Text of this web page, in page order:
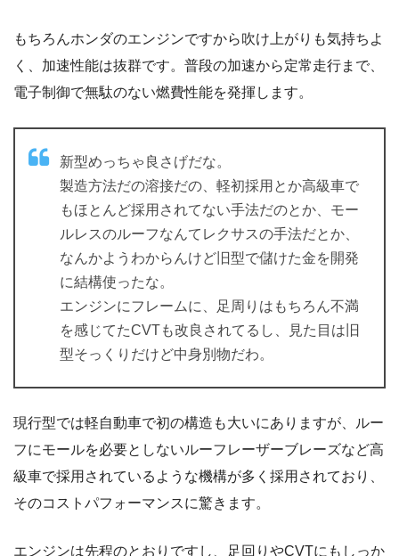
もちろんホンダのエンジンですから吹け上がりも気持ちよ
く、加速性能は抜群です。普段の加速から定常走行まで、
電子制御で無駄のない燃費性能を発揮します。
新型めっちゃ良さげだな。
製造方法だの溶接だの、軽初採用とか高級車で
もほとんど採用されてない手法だのとか、モー
ルレスのルーフなんてレクサスの手法だとか、
なんかようわからんけど旧型で儲けた金を開発
に結構使ったな。
エンジンにフレームに、足周りはもちろん不満
を感じてたCVTも改良されてるし、見た目は旧
型そっくりだけど中身別物だわ。
現行型では軽自動車で初の構造も大いにありますが、ルー
フにモールを必要としないルーフレーザーブレーズなど高
級車で採用されているような機構が多く採用されており、
そのコストパフォーマンスに驚きます。
エンジンは先程のとおりですし、足回りやCVTにもしっか